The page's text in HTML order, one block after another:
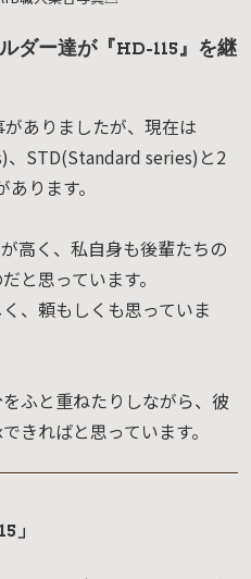
ダー達が『HD-115』を継
ありましたが、現在は
STD(Standard series)と2
ります。
高く、私自身も後輩たちの
と思っています。
、頼もしくも思っていま
ふと重ねたりしながら、彼
きればと思っています。
」